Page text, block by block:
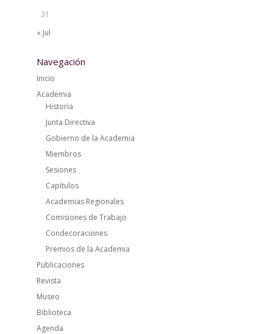
31
« Jul
Navegación
Inicio
Academia
Historia
Junta Directiva
Gobierno de la Academia
Miembros
Sesiones
Capítulos
Academias Regionales
Comisiones de Trabajo
Condecoraciones
Premios de la Academia
Publicaciones
Revista
Museo
Biblioteca
Agenda